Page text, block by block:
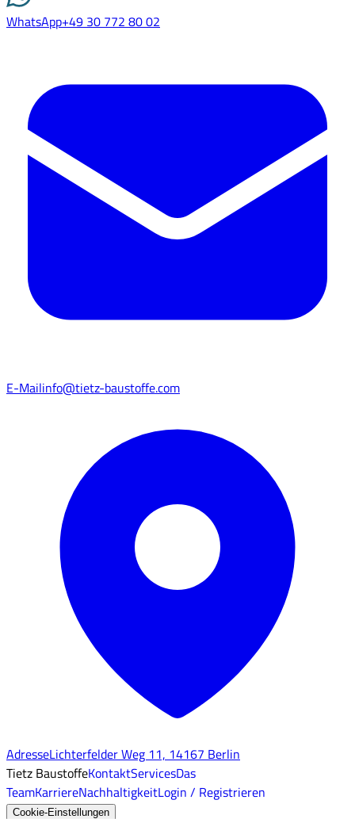
WhatsApp+49 30 772 80 02
E-Mailinfo@tietz-baustoffe.com
AdresseLichterfelder Weg 11, 14167 Berlin
Tietz BaustoffeKontaktServicesDas
TeamKarriereNachhaltigkeitLogin / Registrieren
Cookie-Einstellungen